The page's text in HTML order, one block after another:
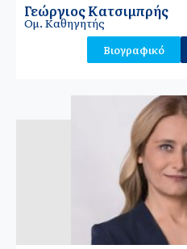
Γεώργιος Κατσιμπρής
Ομ. Καθηγητής
Βιογραφικό